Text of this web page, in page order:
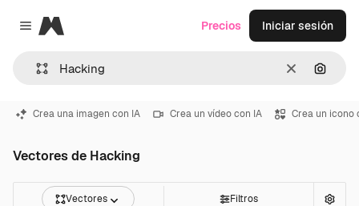
Close menu
Magnific
Borrar
Precios Iniciar sesión
Crea una imagen con IA Crea un vídeo con IA Crea un icono
Vectores de Hacking
Vectores Filtros